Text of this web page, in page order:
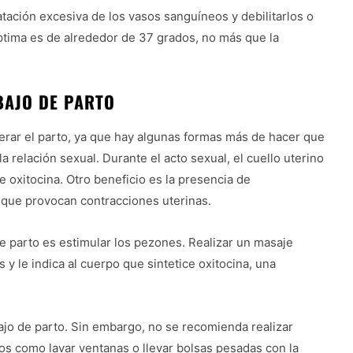
excesiva de los vasos sanguíneos y debilitarlos o
es de alrededor de 37 grados, no más que la
DE PARTO
el parto, ya que hay algunas formas más de hacer que
relación sexual. Durante el acto sexual, el cuello uterino
oxitocina. Otro beneficio es la presencia de
provocan contracciones uterinas.
es estimular los pezones. Realizar un masaje
y le indica al cuerpo que sintetice oxitocina, una
de parto. Sin embargo, no se recomienda realizar
como lavar ventanas o llevar bolsas pesadas con la